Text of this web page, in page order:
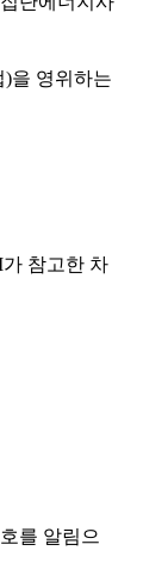
을 영위하는
참고한 차
를 알림으